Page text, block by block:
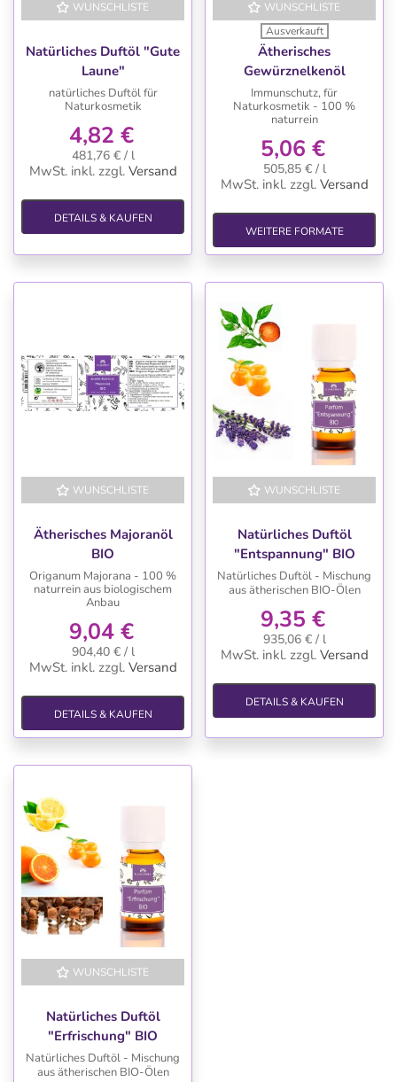
WUNSCHLISTE
Natürliches Duftöl "Gute
Laune"
natürliches Duftöl für
Naturkosmetik
4,82 €
481,76 € / l
MwSt. inkl. zzgl. Versand
DETAILS & KAUFEN
WUNSCHLISTE
Ausverkauft
Ätherisches
Gewürznelkenöl
Immunschutz, für
Naturkosmetik - 100 %
naturrein
5,06 €
505,85 € / l
MwSt. inkl. zzgl. Versand
WEITERE FORMATE
WUNSCHLISTE
Ätherisches Majoranöl
BIO
Origanum Majorana - 100 %
naturrein aus biologischem
Anbau
9,04 €
904,40 € / l
MwSt. inkl. zzgl. Versand
DETAILS & KAUFEN
WUNSCHLISTE
Natürliches Duftöl
"Entspannung" BIO
Natürliches Duftöl - Mischung
aus ätherischen BIO-Ölen
9,35 €
935,06 € / l
MwSt. inkl. zzgl. Versand
DETAILS & KAUFEN
WUNSCHLISTE
Natürliches Duftöl
"Erfrischung" BIO
Natürliches Duftöl - Mischung
aus ätherischen BIO-Ölen